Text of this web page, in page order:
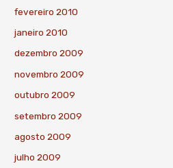
fevereiro 2010
janeiro 2010
dezembro 2009
novembro 2009
outubro 2009
setembro 2009
agosto 2009
julho 2009